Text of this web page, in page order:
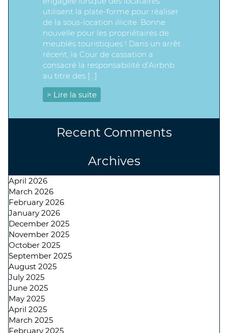
utilisent la plate-forme pour réaliser
de la sous-location illicite. Bonne
nouvelle pour les propriétaires de
meublés touristiques ! Dans un arrêt
récent, la Cour de cassation a
consacré la responsabilité d’Airbnb
au titre des […]
> Lire la suite
Recent Comments
Archives
April 2026
March 2026
February 2026
January 2026
December 2025
November 2025
October 2025
September 2025
August 2025
July 2025
June 2025
May 2025
April 2025
March 2025
February 2025